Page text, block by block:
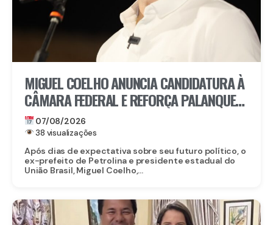
MIGUEL COELHO ANUNCIA CANDIDATURA À
CÂMARA FEDERAL E REFORÇA PALANQUE
DE RAQUEL LYRA EM PERNAMBUCO
07/08/2026
38 visualizações
Após dias de expectativa sobre seu futuro político, o
ex-prefeito de Petrolina e presidente estadual do
União Brasil, Miguel Coelho,...